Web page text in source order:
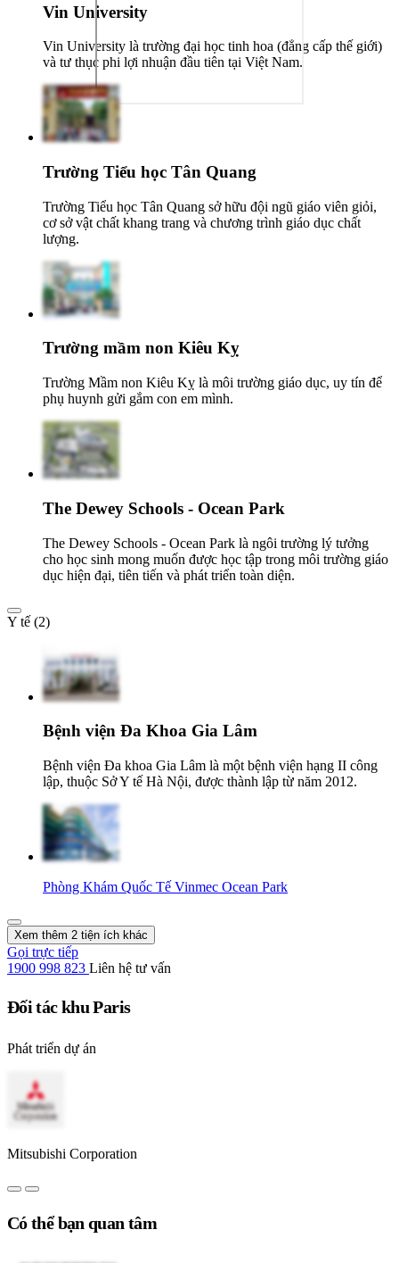
Vin University
Vin University là trường đại học tinh hoa (đẳng cấp thế giới)
và tư thục phi lợi nhuận đầu tiên tại Việt Nam.
Trường Tiểu học Tân Quang
Trường Tiểu học Tân Quang sở hữu đội ngũ giáo viên giỏi,
cơ sở vật chất khang trang và chương trình giáo dục chất
lượng.
Trường mầm non Kiêu Kỵ
Trường Mầm non Kiêu Kỵ là môi trường giáo dục, uy tín để
phụ huynh gửi gắm con em mình.
The Dewey Schools - Ocean Park
The Dewey Schools - Ocean Park là ngôi trường lý tưởng
cho học sinh mong muốn được học tập trong môi trường giáo
dục hiện đại, tiên tiến và phát triển toàn diện.
Y tế (2)
Bệnh viện Đa Khoa Gia Lâm
Bệnh viện Đa khoa Gia Lâm là một bệnh viện hạng II công
lập, thuộc Sở Y tế Hà Nội, được thành lập từ năm 2012.
Phòng Khám Quốc Tế Vinmec Ocean Park
Xem thêm 2 tiện ích khác
Gọi trực tiếp
1900 998 823 Liên hệ tư vấn
Đối tác khu Paris
Phát triển dự án
Mitsubishi Corporation
Có thể bạn quan tâm